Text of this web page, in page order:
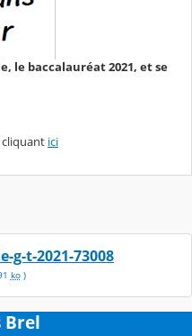
le baccalauréat 2021, et se
cliquant ici
t-2021-73008
ko)
Brel